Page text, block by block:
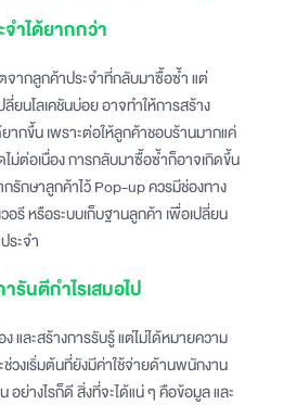
ำได้ยากกว่า
จากลูกค้าประจำที่กลับมาซื้อซ้ำ แต่
ยนโลเคชันบ่อย อาจทำให้การสร้าง
ากขึ้น เพราะต่อให้ลูกค้าชอบร้านมากแค่
ไม่ต่อเนื่อง การกลับมาซื้อซ้ำก็อาจเกิดขึ้น
รักษาลูกค้าไว้ Pop-up ควรมีช่องทาง
อรี หรือระบบเก็บฐานลูกค้า เพื่อเปลี่ยน
ระจำ
รันตีกำไรเสมอไป
และสร้างการรับรู้ แต่ไม่ได้หมายความ
ช่วงเริ่มต้นที่ยังมีค่าใช้จ่ายด้านพนักงาน
ย่างไรก็ดี สิ่งที่จะได้แน่ ๆ คือข้อมูล และ